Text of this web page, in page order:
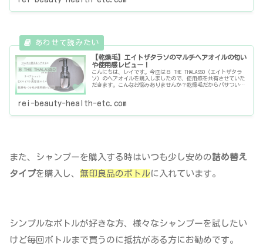
【乾燥毛】エイトザタラソのマルチヘアオイルの匂い
や使用感レビュー！
こんにちは、レイです。今回は８ THE THALASSO（エイトザタラ
ソ）のヘアオイルを購入しましたので、使用感を共有させていた
だきます。こんなお悩みありませんか？乾燥毛だからパサついて
rei-beauty-health-etc.com
また、シャンプーを購入する時はいつも少し安めの詰め替え
タイプを購入し、 無印良品のボトルに入れています。
シンプルなボトルが好きな方、様々なシャンプーを試したい
けど毎回ボトルまで買うのに抵抗がある方にお勧めです。